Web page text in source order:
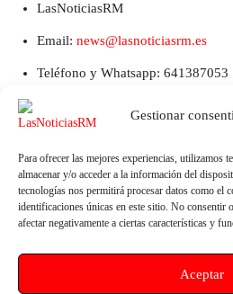
Gestionar
Para ofrecer las mejores experiencias, utilizamos
almacenar y/o acceder a la información del
tecnologías nos permitirá procesar datos como el
identificaciones únicas en este sitio. No consentir
afectar negativamente a ciertas características y
Aceptar
LasNoticiasRM
Email: news@lasnoticiasrm.es
Teléfono y Whatsapp: 641387053